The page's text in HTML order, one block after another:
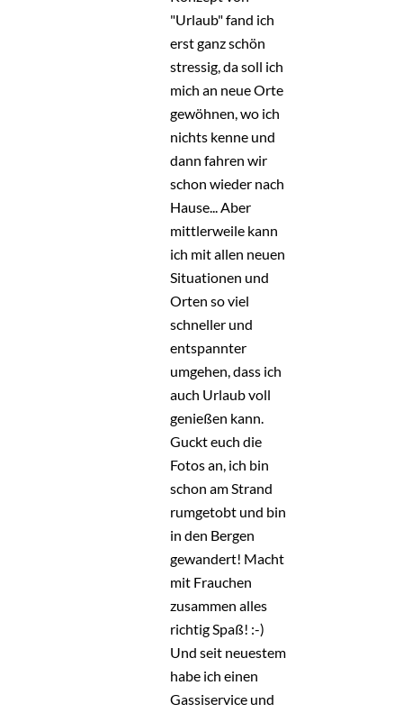
"Urlaub" fand ich
erst ganz schön
stressig, da soll ich
mich an neue Orte
gewöhnen, wo ich
nichts kenne und
dann fahren wir
schon wieder nach
Hause... Aber
mittlerweile kann
ich mit allen neuen
Situationen und
Orten so viel
schneller und
entspannter
umgehen, dass ich
auch Urlaub voll
genießen kann.
Guckt euch die
Fotos an, ich bin
schon am Strand
rumgetobt und bin
in den Bergen
gewandert! Macht
mit Frauchen
zusammen alles
richtig Spaß! :-)
Und seit neuestem
habe ich einen
Gassiservice und